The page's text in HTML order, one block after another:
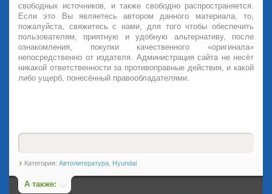
свободных источников, и также свободно распространяется.
Если это Вы являетесь автором данного материала, то,
пожалуйста, свяжитесь с нами, для того чтобы обеспечить
пользователям, приятную и удобную альтернативу, после
ознакомления, покупки качественного «оригинала»
непосредственно от издателя. Администрация сайта не несёт
никакой ответственности за противоправные действия, и какой
либо ущерб, понесённый правообладателями.
Категория: Автолитература Hyundai
А также: